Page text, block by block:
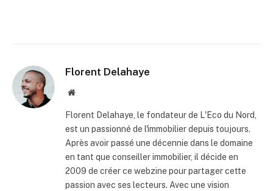
Florent Delahaye
Site
Florent Delahaye, le fondateur de L'Eco du Nord,
est un passionné de l'immobilier depuis toujours.
Après avoir passé une décennie dans le domaine
en tant que conseiller immobilier, il décide en
2009 de créer ce webzine pour partager cette
passion avec ses lecteurs. Avec une vision